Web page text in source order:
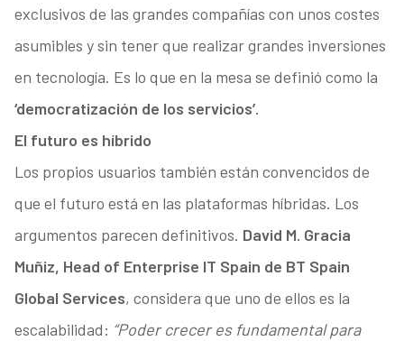
exclusivos de las grandes compañías con unos costes
asumibles y sin tener que realizar grandes inversiones
en tecnología. Es lo que en la mesa se definió como la
‘democratización de los servicios’.
El futuro es híbrido
Los propios usuarios también están convencidos de
que el futuro está en las plataformas híbridas. Los
argumentos parecen definitivos. David M. Gracia
Muñiz, Head of Enterprise IT Spain de BT Spain
Global Services, considera que uno de ellos es la
escalabilidad: “Poder crecer es fundamental para